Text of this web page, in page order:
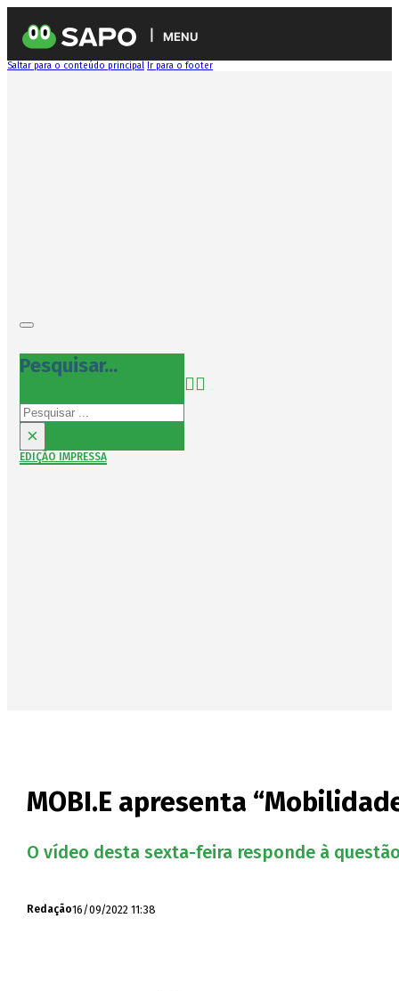
MENU
Saltar para o conteúdo principal Ir para o footer
Pesquisar...
Pesquisar
×
EDIÇÃO IMPRESSA
MOBI.E apresenta
O vídeo desta sexta-feira responde à
Redação16/09/2022 11:38